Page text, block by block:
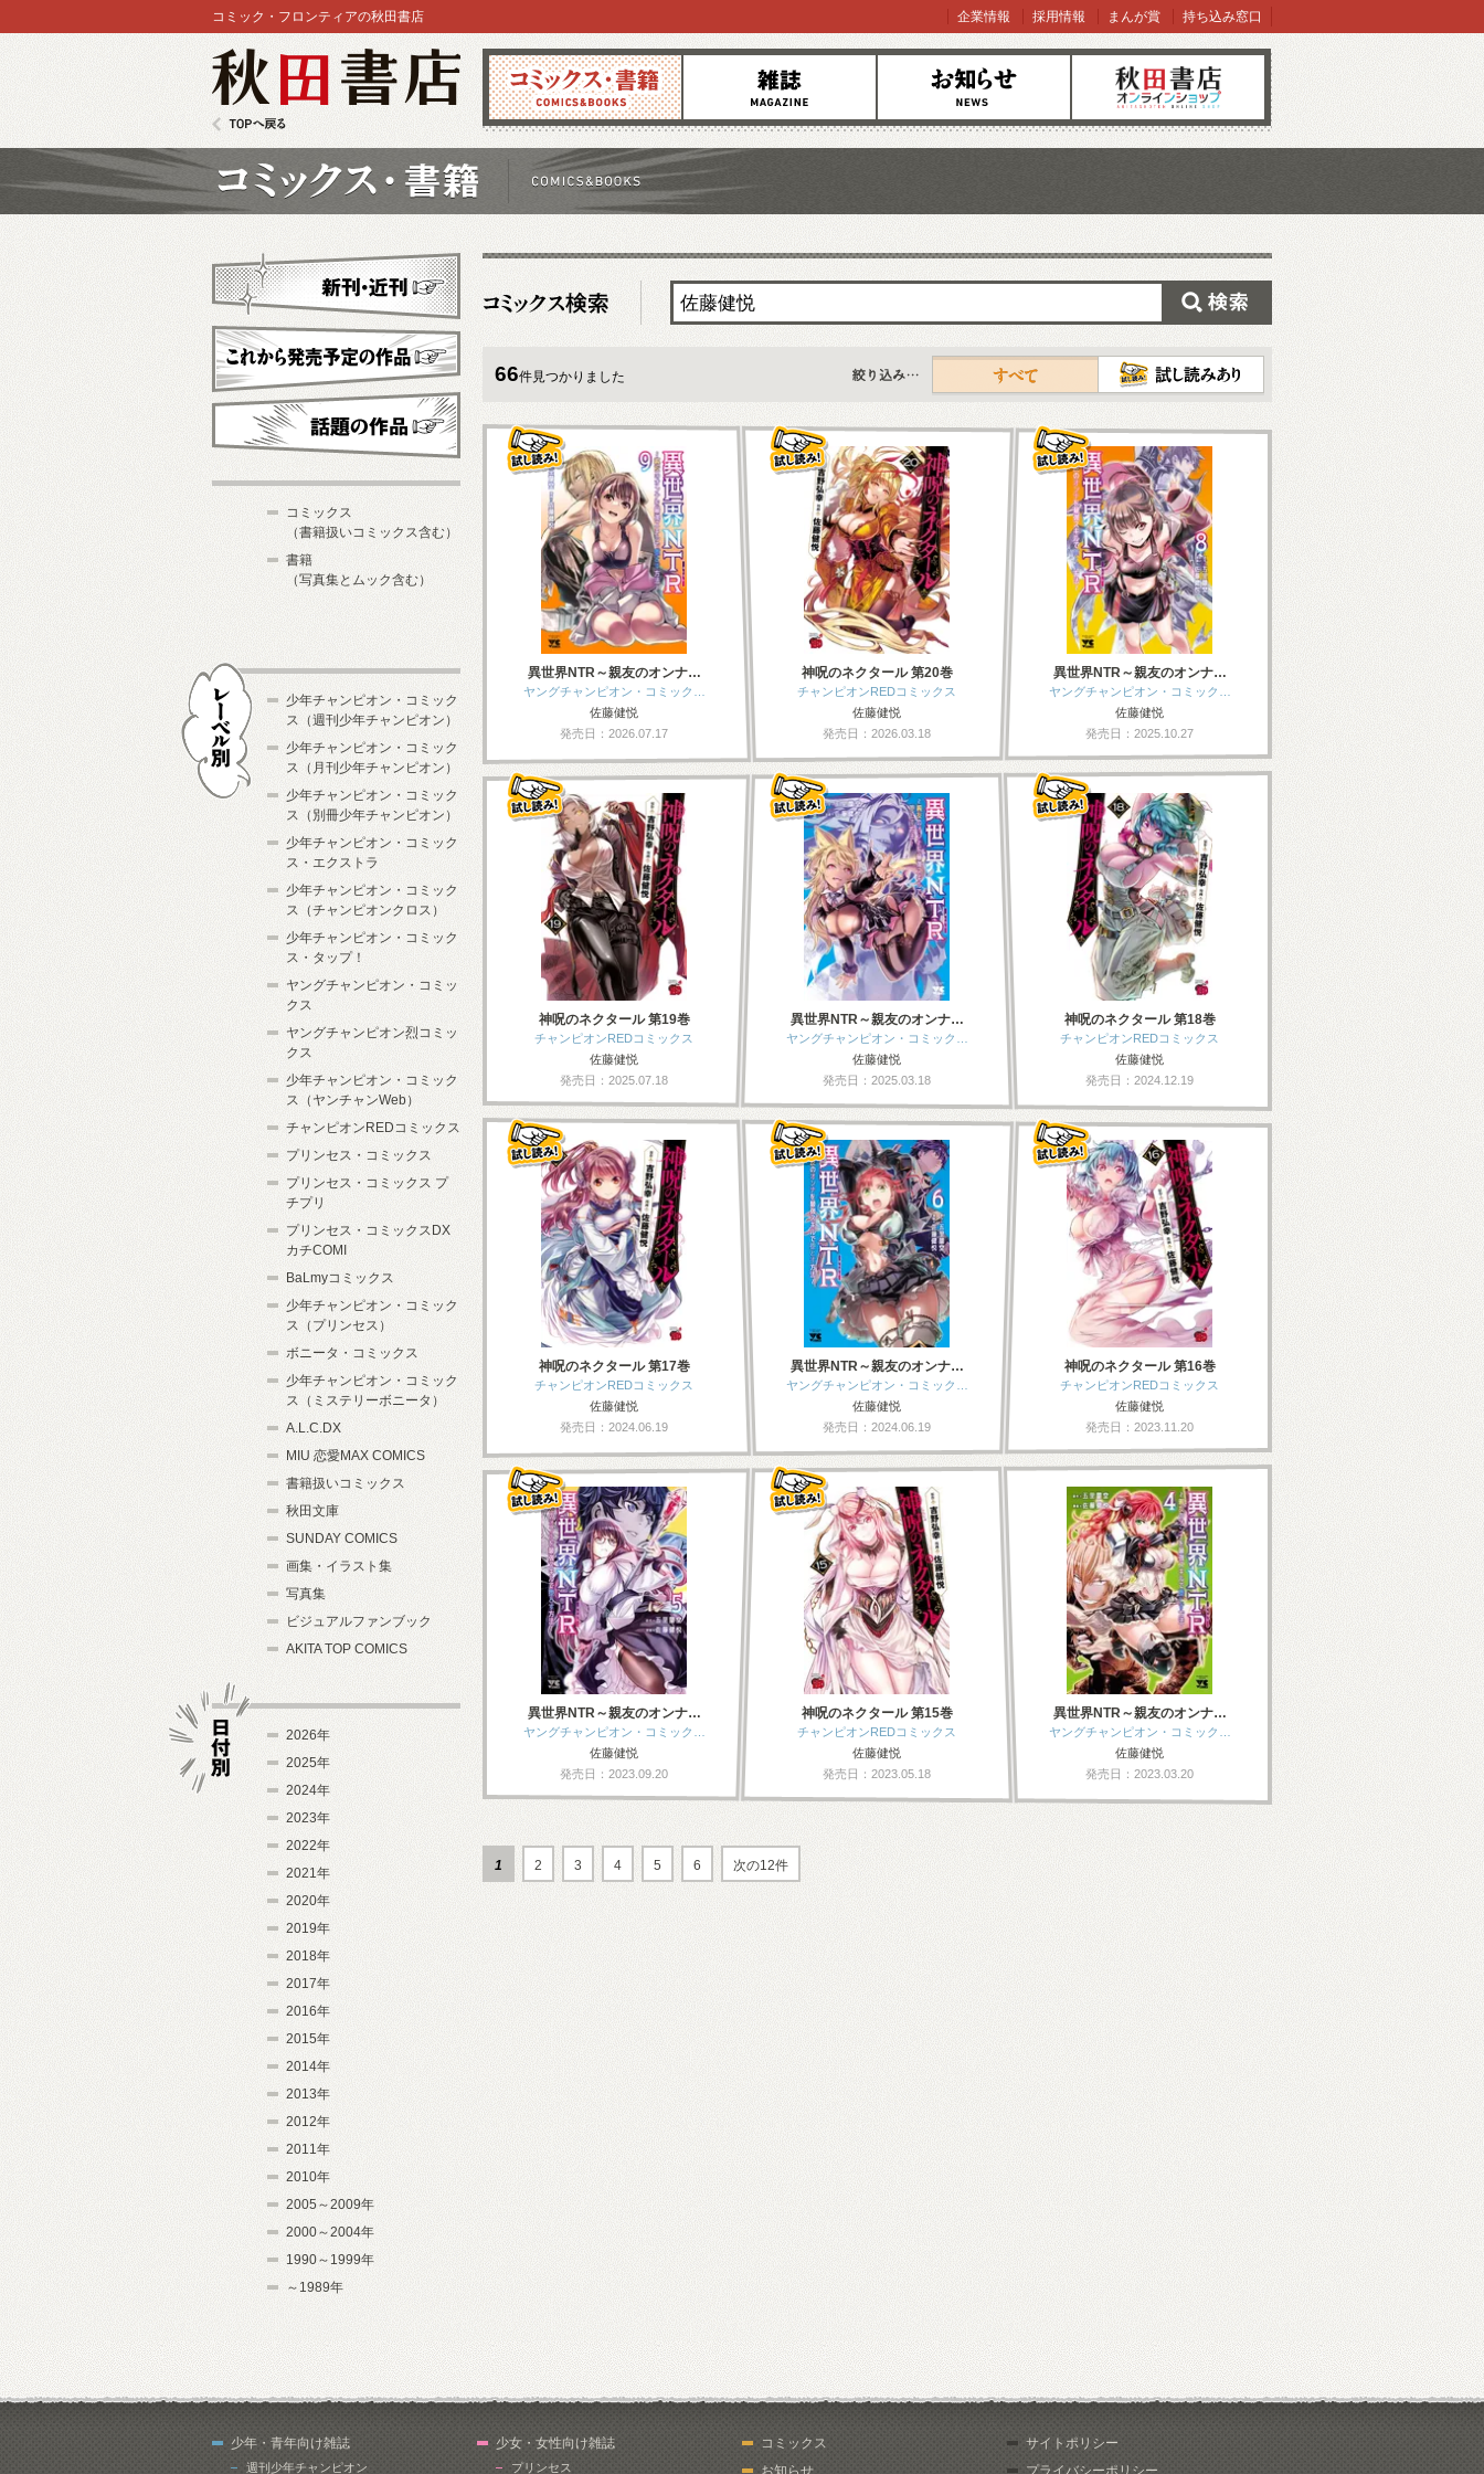
コミックス 雑誌 お知らせ オンラインショップ
コミック・フロンティアの秋田書店 企業情報 採用情報 まんが賞 持ち込み窓口
66件見つかりました
すべて
異世界NTR～親友のオンナ…
ヤングチャンピオン・コミック…
佐藤健悦
発売日：2026.07.17
神呪のネクタール 第20巻
チャンピオンREDコミックス
佐藤健悦
発売日：2026.03.18
異世界NTR～親友のオンナ…
ヤングチャンピオン・コミック…
佐藤健悦
発売日：2025.10.27
神呪のネクタール 第19巻
チャンピオンREDコミックス
佐藤健悦
発売日：2025.07.18
異世界NTR～親友のオンナ…
ヤングチャンピオン・コミック…
佐藤健悦
発売日：2025.03.18
神呪のネクタール 第18巻
チャンピオンREDコミックス
佐藤健悦
発売日：2024.12.19
神呪のネクタール 第17巻
チャンピオンREDコミックス
佐藤健悦
発売日：2024.06.19
異世界NTR～親友のオンナ…
ヤングチャンピオン・コミック…
佐藤健悦
発売日：2024.06.19
神呪のネクタール 第16巻
チャンピオンREDコミックス
佐藤健悦
発売日：2023.11.20
異世界NTR～親友のオンナ…
ヤングチャンピオン・コミック…
佐藤健悦
発売日：2023.09.20
神呪のネクタール 第15巻
チャンピオンREDコミックス
佐藤健悦
発売日：2023.05.18
異世界NTR～親友のオンナ…
ヤングチャンピオン・コミック…
佐藤健悦
発売日：2023.03.20
1 2 3 4 5 6 次の12件
新刊・近刊
これから発売予定
コミックス
（書籍扱いコミックス含む）
書籍
（写真集とムック含む）
少年チャンピオン・コミック
ス（週刊少年チャンピオン）
少年チャンピオン・コミック
ス（月刊少年チャンピオン）
少年チャンピオン・コミック
ス（別冊少年チャンピオン）
少年チャンピオン・コミック
ス・エクストラ
少年チャンピオン・コミック
ス（チャンピオンクロス）
少年チャンピオン・コミック
ス・タップ！
ヤングチャンピオン・コミッ
クス
ヤングチャンピオン烈コミッ
クス
少年チャンピオン・コミック
ス（ヤンチャンWeb）
チャンピオンREDコミックス
プリンセス・コミックス
プリンセス・コミックス プ
チプリ
プリンセス・コミックスDX
カチCOMI
BaLmyコミックス
少年チャンピオン・コミック
ス（プリンセス）
ボニータ・コミックス
少年チャンピオン・コミック
ス（ミステリーボニータ）
A.L.C.DX
MIU 恋愛MAX COMICS
書籍扱いコミックス
秋田文庫
SUNDAY COMICS
画集・イラスト集
写真集
ビジュアルファンブック
AKITA TOP COMICS
2026年
2025年
2024年
2023年
2022年
2021年
2020年
2019年
2018年
2017年
2016年
2015年
2014年
2013年
2012年
2011年
2010年
2005～2009年
2000～2004年
1990～1999年
～1989年
少年・青年向け雑誌
週刊少年チャンピオン
少女・女性向け雑誌
プリンセス
コミックス
お知らせ
サイトポリシー
プライバシーポリシー